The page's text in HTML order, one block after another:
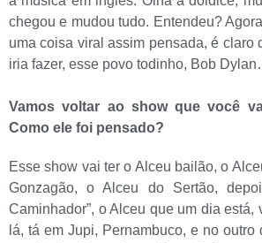
chegou e mudou tudo. Entendeu?
uma coisa viral assim pensada, é claro
iria fazer, esse povo todinho, Bob
Vamos voltar ao show que você
Como ele foi pensado?
Esse show vai ter o Alceu bailão, o
Gonzagão, o Alceu do Sertão,
Caminhador”, o Alceu que um dia está,
lá, tá em Jupi, Pernambuco, e no outro